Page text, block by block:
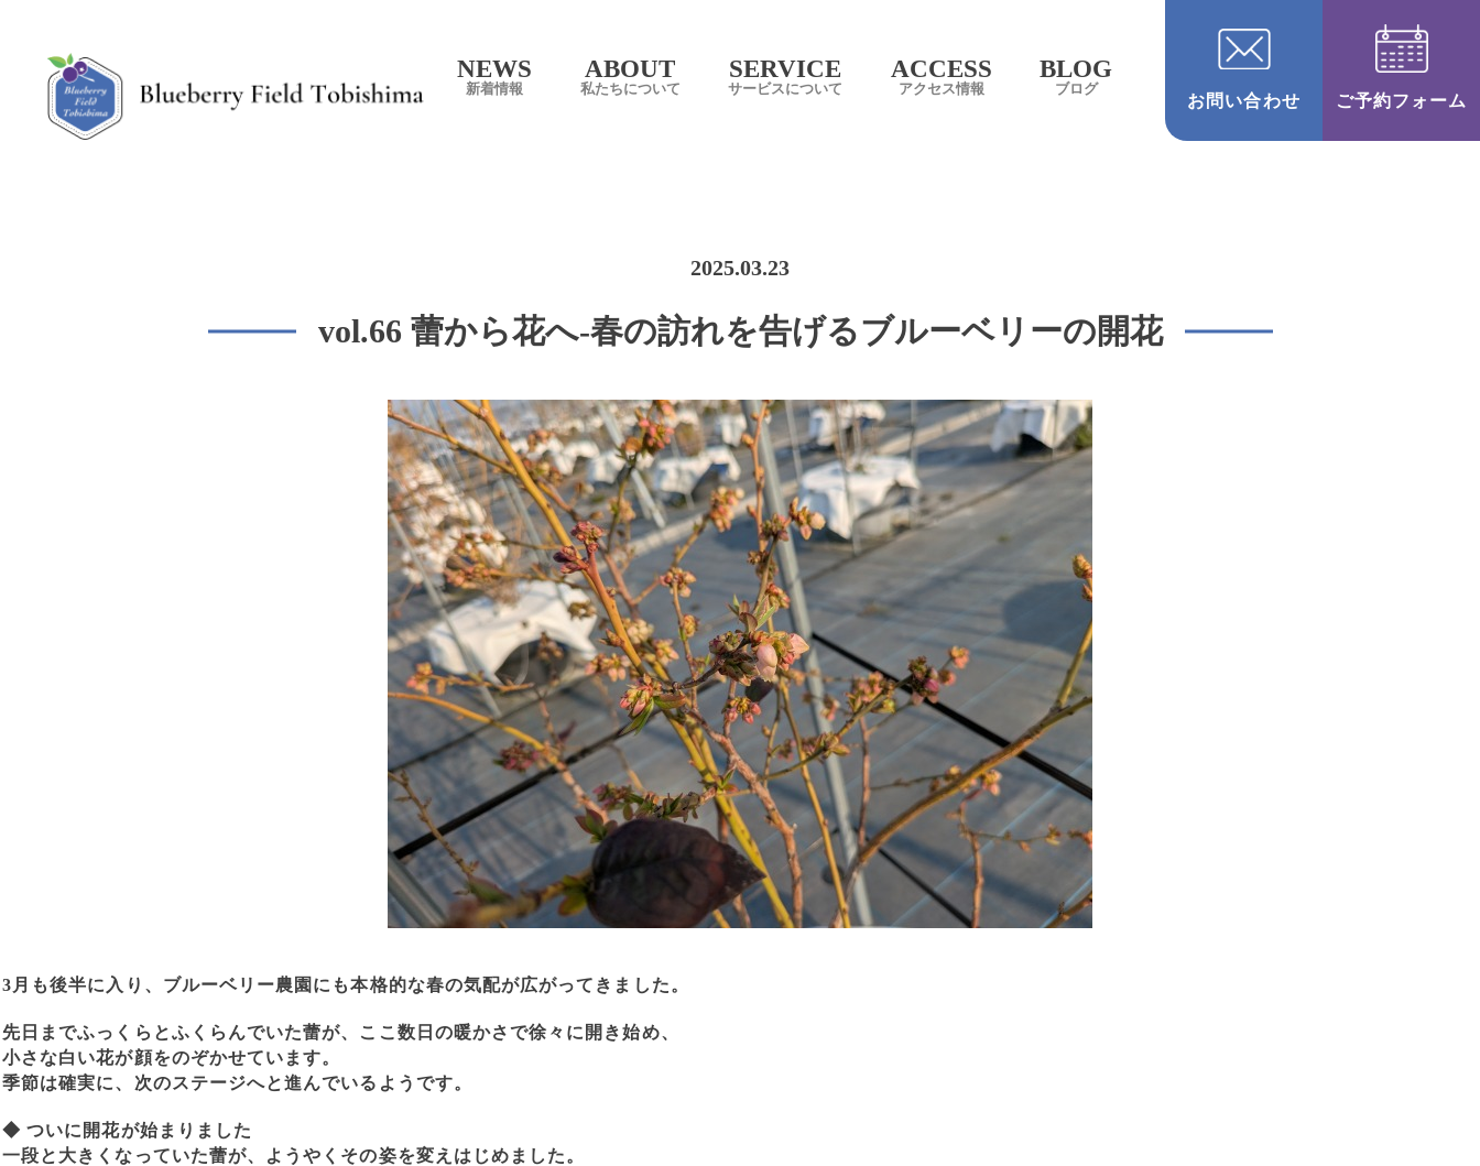
Blueberry Field Tobishima
NEWS
新着情報
ABOUT
私たちについて
SERVICE
サービスについて
ACCESS
アクセス情報
BLOG
ブログ
お問い合わせ ご予約フォーム
2025.03.23
vol.66 蕾から花へ-春の訪れを告げるブルーベリーの開花
3月も後半に入り、ブルーベリー農園にも本格的な春の気配が広がってきました。
先日までふっくらとふくらんでいた蕾が、ここ数日の暖かさで徐々に開き始め、
小さな白い花が顔をのぞかせています。
季節は確実に、次のステージへと進んでいるようです。
◆ ついに開花が始まりました
一段と大きくなっていた蕾が、ようやくその姿を変えはじめました。